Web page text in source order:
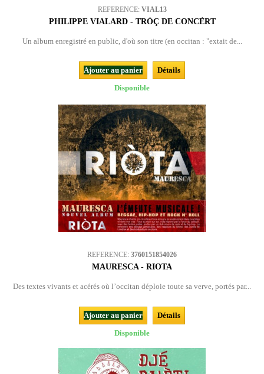
REFERENCE: VIAL13
PHILIPPE VIALARD - TRÒÇ DE CONCÈRT
Un album enregistré en public, d'où son titre (en occitan : "extait de...
Ajouter au panier
Détails
Disponible
REFERENCE: 3760151854026
MAURESCA - RIOTA
Des textes vivants et acérés où l’occitan déploie toute sa verve, portés par...
Ajouter au panier
Détails
Disponible